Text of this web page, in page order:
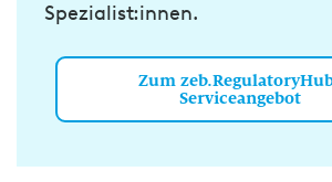
Spezialist:innen.
Zum
Serviceangebot